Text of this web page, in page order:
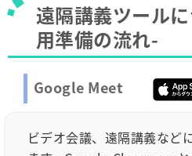
遠隔講義ツール
用準備の流れ-
Google Meet
ビデオ会議、遠隔講義など